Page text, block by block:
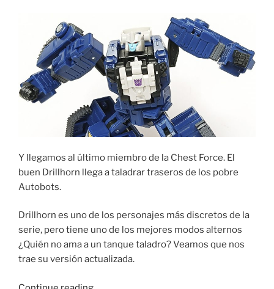
Y llegamos al último miembro de la Chest Force. El
buen Drillhorn llega a taladrar traseros de los pobre
Autobots.
Drillhorn es uno de los personajes más discretos de la
serie, pero tiene uno de los mejores modos alternos
¿Quién no ama a un tanque taladro? Veamos que nos
trae su versión actualizada.